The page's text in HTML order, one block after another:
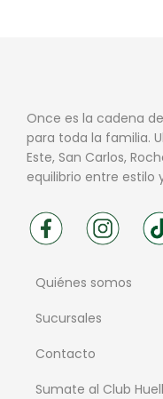
Once es la cadena
para toda la familia.
Este, San Carlos,
equilibrio entre estilo
Quiénes somos
Sucursales
Contacto
Sumate al Club